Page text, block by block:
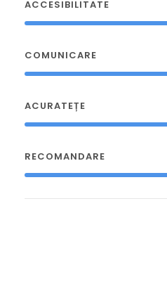
ACCESIBILITATE
COMUNICARE
ACURATEȚE
RECOMANDARE